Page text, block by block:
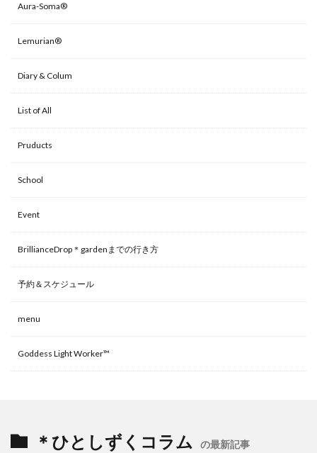
Aura-Soma®
Lemurian®
Diary & Colum
List of All
Pruducts
School
Event
BrillianceDrop＊gardenまでの行き方
予約＆スケジュール
menu
Goddess Light Worker™
＊ひとしずくコラム の最新記事